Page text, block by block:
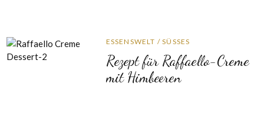
ESSENSWELT /SÜSSES
Rezept für Raffaello-Creme
mit Himbeeren